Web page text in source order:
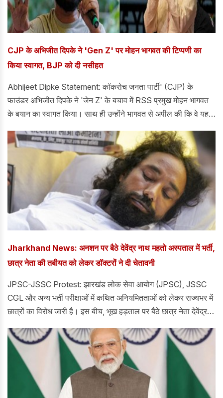
CJP के अभिजीत दिपके ने 'Gen Z' पर मोहन भागवत की टिप्पणी का
किया स्वागत, BJP को दी नसीहत
Abhijeet Dipke Statement: कॉकरोच जनता पार्टी' (CJP) के
फाउंडर अभिजीत दिपके ने 'जेन Z' के बचाव में RSS प्रमुख मोहन भागवत
के बयान का स्वागत किया। साथ ही उन्होंने भागवत से अपील की कि वे यह
रहे छात्रों को "देश-विरोधी" न कहें।
Jharkhand News: अनशन पर बैठे देवेंद्र नाथ महतो अस्पताल में भर्ती,
छात्र नेता की तबीयत को लेकर डॉक्टरों ने दी चेतावनी
JPSC-JSSC Protest: झारखंड लोक सेवा आयोग (JPSC), JSSC
CGL और अन्य भर्ती परीक्षाओं में कथित अनियमितताओं को लेकर राज्यभर में
छात्रों का विरोध जारी है। इस बीच, भूख हड़ताल पर बैठे छात्र नेता देवेंद्र
बिगड़ गई है। जिस वजह से उन्हें अस्पताल में भर्ती कराया गया है।